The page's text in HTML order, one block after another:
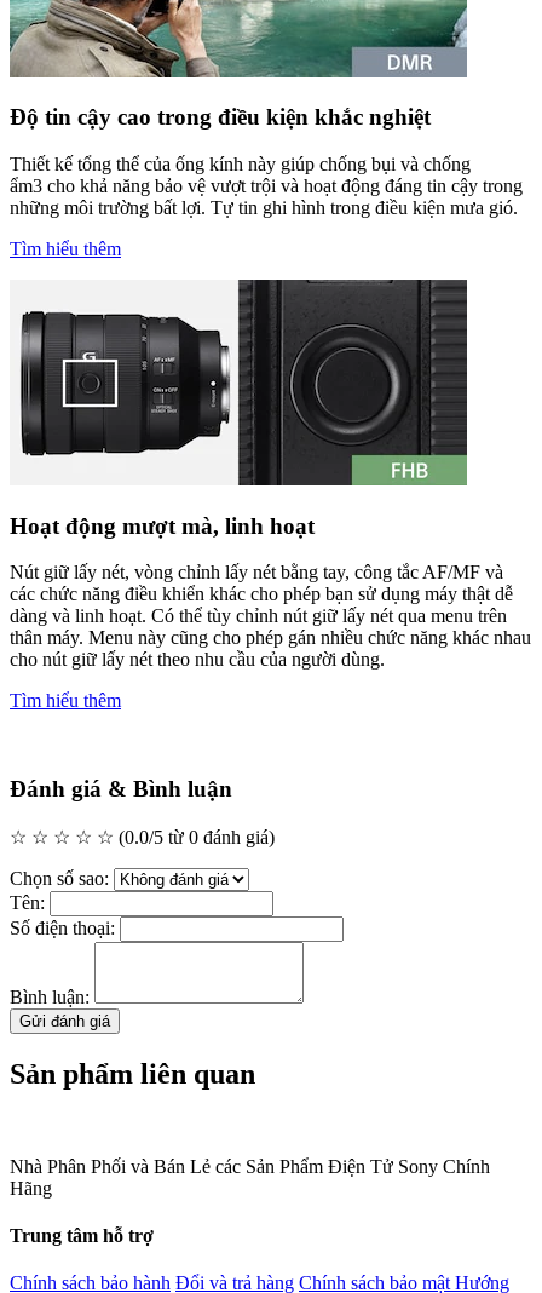
Độ tin cậy cao trong điều kiện khắc nghiệt
Thiết kế tổng thể của ống kính này giúp chống bụi và chống
ẩm3 cho khả năng bảo vệ vượt trội và hoạt động đáng tin cậy trong
những môi trường bất lợi. Tự tin ghi hình trong điều kiện mưa gió.
Tìm hiểu thêm
Hoạt động mượt mà, linh hoạt
Nút giữ lấy nét, vòng chỉnh lấy nét bằng tay, công tắc AF/MF và
các chức năng điều khiển khác cho phép bạn sử dụng máy thật dễ
dàng và linh hoạt. Có thể tùy chỉnh nút giữ lấy nét qua menu trên
thân máy. Menu này cũng cho phép gán nhiều chức năng khác nhau
cho nút giữ lấy nét theo nhu cầu của người dùng.
Tìm hiểu thêm
Đánh giá & Bình luận
☆ ☆ ☆ ☆ ☆ (0.0/5 từ 0 đánh giá)
Chọn số sao:
Tên:
Số điện thoại:
Bình luận:
Gửi đánh giá
Sản phẩm liên quan
Nhà Phân Phối và Bán Lẻ các Sản Phẩm Điện Tử Sony Chính
Hãng
Trung tâm hỗ trợ
Chính sách bảo hành Đổi và trả hàng Chính sách bảo mật Hướng